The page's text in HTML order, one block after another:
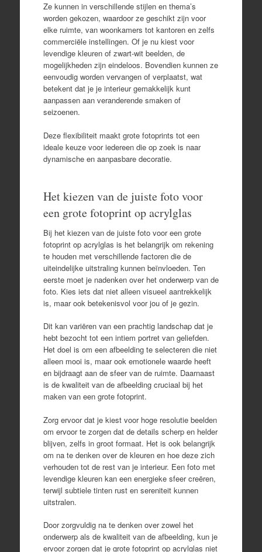
Ze kunnen in verschillende stijlen en thema’s
worden gekozen, waardoor ze geschikt zijn voor
elke ruimte, van woonkamers tot kantoren en zelfs
commerciële instellingen. Of je nu kiest voor
levendige kleuren of zwart-wit beelden, de
mogelijkheden zijn eindeloos. Bovendien kunnen ze
eenvoudig worden vervangen of verplaatst, wat
betekent dat je je interieur gemakkelijk kunt
aanpassen aan veranderende smaken of
seizoenen.
Deze flexibiliteit maakt grote fotoprints tot een
ideale keuze voor iedereen die op zoek is naar
dynamische en aanpasbare decoratie.
Het kiezen van de juiste foto voor
een grote fotoprint op acrylglas
Bij het kiezen van de juiste foto voor een grote
fotoprint op acrylglas is het belangrijk om rekening
te houden met verschillende factoren die de
uiteindelijke uitstraling kunnen beïnvloeden. Ten
eerste moet je nadenken over het onderwerp van de
foto. Kies iets dat niet alleen visueel aantrekkelijk
is, maar ook betekenisvol voor jou of je gezin.
Dit kan variëren van een prachtig landschap dat je
hebt bezocht tot een intiem portret van geliefden.
Het doel is om een afbeelding te selecteren die niet
alleen mooi is, maar ook emotionele waarde heeft
en bijdraagt aan de sfeer van de ruimte. Daarnaast
is de kwaliteit van de afbeelding cruciaal bij het
maken van een grote fotoprint.
Zorg ervoor dat je kiest voor hoge resolutie beelden
om ervoor te zorgen dat de details scherp en helder
blijven, zelfs in groot formaat. Het is ook belangrijk
om na te denken over de kleuren en hoe deze zich
verhouden tot de rest van je interieur. Een foto met
levendige kleuren kan een energieke sfeer creëren,
terwijl subtiele tinten rust en sereniteit kunnen
uitstralen.
Door zorgvuldig na te denken over zowel het
onderwerp als de kwaliteit van de afbeelding, kun je
ervoor zorgen dat je grote fotoprint op acrylglas niet